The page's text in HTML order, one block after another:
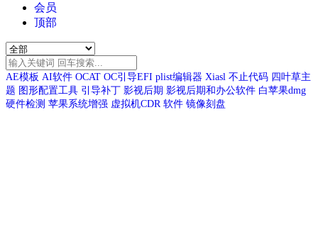
会员
顶部
AE模板 AI软件 OCAT OC引导EFI plist编辑器 Xiasl 不止代码 四叶草主
题 图形配置工具 引导补丁 影视后期 影视后期和办公软件 白苹果dmg
硬件检测 苹果系统增强 虚拟机CDR 软件 镜像刻盘